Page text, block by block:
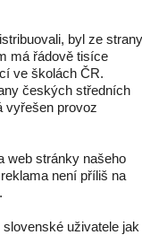
byl ze strany
má řádově tisíce
ve školách ČR.
českých středních
vyřešen provoz
web stránky našeho
není příliš na
uživatele jak